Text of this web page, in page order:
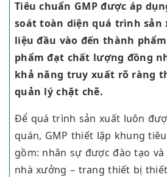
Tiêu chuẩn GMP được áp
soát toàn diện quá trình sản
liệu đầu vào đến thành
phẩm đạt chất lượng đồng
khả năng truy xuất rõ ràng
quản lý chặt chẽ.
Để quá trình sản xuất luôn
quán, GMP thiết lập khung
gồm: nhân sự được đào tạo
nhà xưởng – trang thiết bị